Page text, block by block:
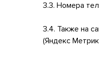
3.3. Номера
3.4. Также на
(Яндекс